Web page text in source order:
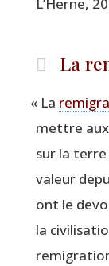
La
« La
mettre
sur la
valeur
ont le
la